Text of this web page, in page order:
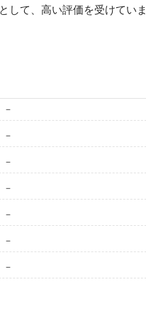
して、高い評価を受けてい
－
－
－
－
－
－
－